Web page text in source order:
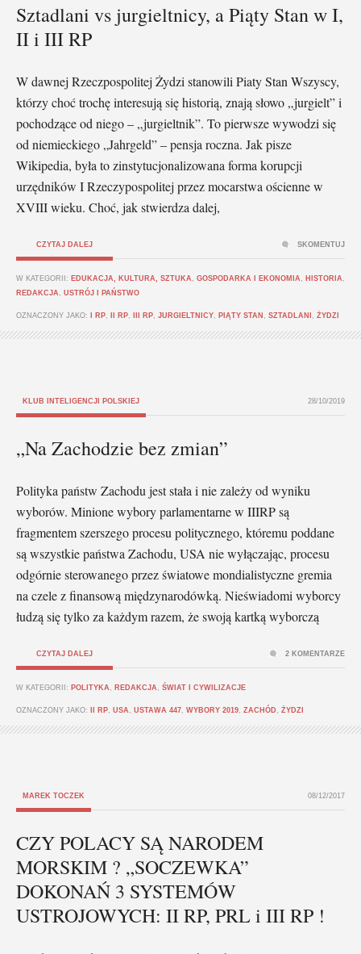
Sztadlani vs jurgieltnicy, a Piąty Stan w I,
II i III RP
W dawnej Rzeczpospolitej Żydzi stanowili Piaty Stan Wszyscy,
którzy choć trochę interesują się historią, znają słowo „jurgielt” i
pochodzące od niego – „jurgieltnik”. To pierwsze wywodzi się
od niemieckiego „Jahrgeld” – pensja roczna. Jak pisze
Wikipedia, była to zinstytucjonalizowana forma korupcji
urzędników I Rzeczypospolitej przez mocarstwa ościenne w
XVIII wieku. Choć, jak stwierdza dalej,
CZYTAJ DALEJ
W KATEGORII: EDUKACJA, KULTURA, SZTUKA GOSPODARKA I EKONOMIA HISTORIA
REDAKCJA
USTRÓJ I PAŃSTWO
OZNACZONY JAKO: I RP II RP III RP JURGIELTNICY PIĄTY STAN SZTADLANI ŻYDZI
SKOMENTUJ
KLUB INTELIGENCJI POLSKIEJ 28/10/2019
„Na Zachodzie bez zmian”
Polityka państw Zachodu jest stała i nie zależy od wyniku
wyborów. Minione wybory parlamentarne w IIIRP są
fragmentem szerszego procesu politycznego, któremu poddane
są wszystkie państwa Zachodu, USA nie wyłączając, procesu
odgórnie sterowanego przez światowe mondialistyczne gremia
na czele z finansową międzynarodówką. Nieświadomi wyborcy
łudzą się tylko za każdym razem, że swoją kartką wyborczą
CZYTAJ DALEJ
W KATEGORII: POLITYKA REDAKCJA ŚWIAT I CYWILIZACJE
OZNACZONY JAKO: II RP USA USTAWA 447 WYBORY 2019 ZACHÓD ŻYDZI
2 KOMENTARZE
MAREK TOCZEK 08/12/2017
CZY POLACY SĄ NARODEM
MORSKIM ? „SOCZEWKA”
DOKONAŃ 3 SYSTEMÓW
USTROJOWYCH: II RP, PRL i III RP !